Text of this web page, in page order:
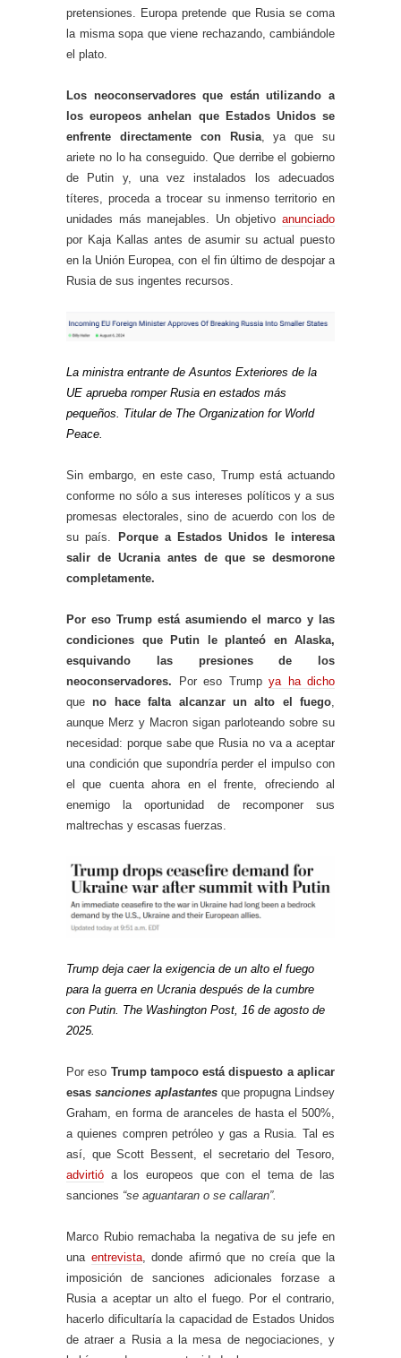
pretensiones. Europa pretende que Rusia se coma
la misma sopa que viene rechazando, cambiándole
el plato.
Los neoconservadores que están utilizando a
los europeos anhelan que Estados Unidos se
enfrente directamente con Rusia, ya que su
ariete no lo ha conseguido. Que derribe el gobierno
de Putin y, una vez instalados los adecuados
títeres, proceda a trocear su inmenso territorio en
unidades más manejables. Un objetivo anunciado
por Kaja Kallas antes de asumir su actual puesto
en la Unión Europea, con el fin último de despojar a
Rusia de sus ingentes recursos.
La ministra entrante de Asuntos Exteriores de la
UE aprueba romper Rusia en estados más
pequeños. Titular de The Organization for World
Peace.
Sin embargo, en este caso, Trump está actuando
conforme no sólo a sus intereses políticos y a sus
promesas electorales, sino de acuerdo con los de
su país.
Porque a Estados Unidos le interesa
salir de Ucrania antes de que se desmorone
completamente.
Por eso Trump está asumiendo el marco y las
condiciones que Putin le planteó en Alaska,
esquivando las presiones de los
neoconservadores.
Por eso Trump ya ha dicho
queno hace falta alcanzar un alto el fuego,
aunque Merz y Macron sigan parloteando sobre su
necesidad: porque sabe que Rusia no va a aceptar
una condición que supondría perder el impulso con
el que cuenta ahora en el frente, ofreciendo al
enemigo la oportunidad de recomponer sus
maltrechas y escasas fuerzas.
Trump deja caer la exigencia de un alto el fuego
para la guerra en Ucrania después de la cumbre
con Putin. The Washington Post, 16 de agosto de
2025.
Por eso Trump tampoco está dispuesto a aplicar
esas sanciones aplastantes que propugna Lindsey
Graham, en forma de aranceles de hasta el 500%,
a quienes compren petróleo y gas a Rusia. Tal es
así, que Scott Bessent, el secretario del Tesoro,
advirtió a los europeos que con el tema de las
sanciones “se aguantaran o se callaran”.
Marco Rubio remachaba la negativa de su jefe en
una entrevista, donde afirmó que no creía que la
imposición de sanciones adicionales forzase a
Rusia a aceptar un alto el fuego. Por el contrario,
hacerlo dificultaría la capacidad de Estados Unidos
de atraer a Rusia a la mesa de negociaciones, y